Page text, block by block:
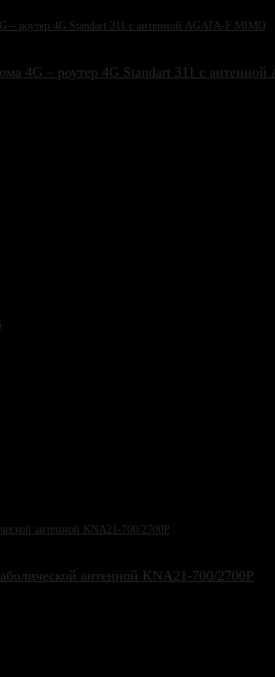
4G – роутер 4G Standart 311 с
антенной KNA21-700/2700P